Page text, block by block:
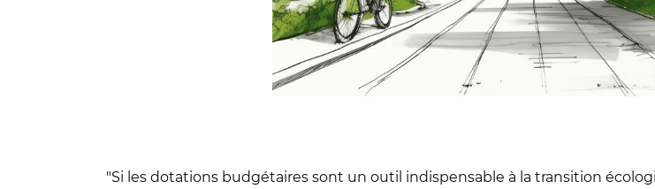
"Si les dotations budgétaires sont un outil indispensable à la transition